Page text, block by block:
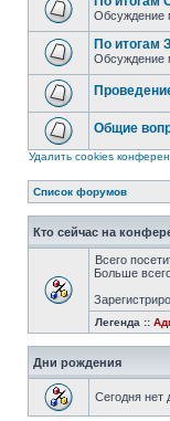
Обсуждение
По итогам
Обсуждение
Общие
Удалить cookies
Список форумов
Кто сейчас на
Всего
Больше
Легенда ::
Дни рождения
Сегодня нет